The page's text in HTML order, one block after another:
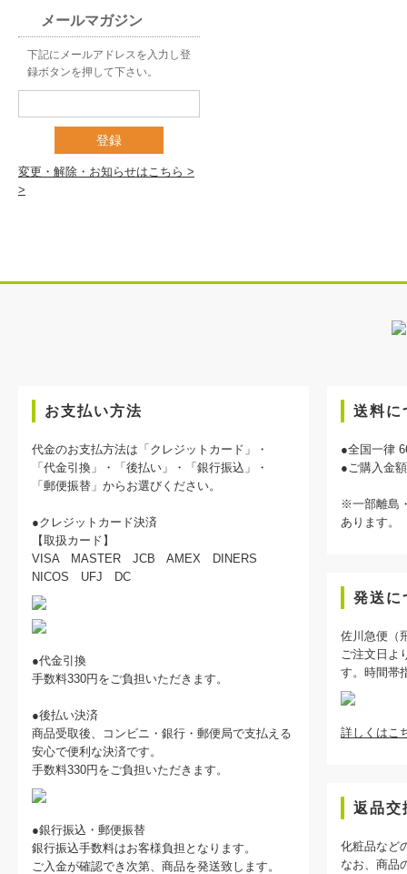
メールマガジン
下記にメールアドレスを入力し登
録ボタンを押して下さい。
登録
変更・解除・お知らせはこちら >
>
お支払い方法
代金のお支払方法は「クレジットカード」・
「代金引換」・「後払い」・「銀行振込」・
「郵便振替」からお選びください。
●クレジットカード決済
【取扱カード】
VISA MASTER JCB AMEX DINERS
NICOS UFJ DC
●代金引換
手数料330円をご負担いただきます。
●後払い決済
商品受取後、コンビニ・銀行・郵便局で支払える
安心で便利な決済です。
手数料330円をご負担いただきます。
●銀行振込・郵便振替
銀行振込手数料はお客様負担となります。
ご入金が確認でき次第、商品を発送致します。
送料に
●全国一律
●ご購入金
※一部離島
あります。
発送に
佐川急便（
ご注文日よ
す。時間帯
詳しくはこ
返品交
化粧品など
なお、商品